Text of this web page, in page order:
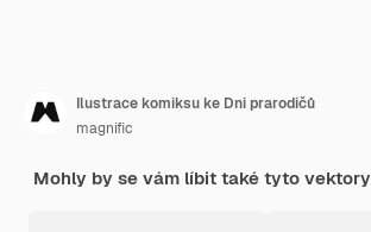
Ilustrace komiksu ke Dni prarodičů
magnific
Mohly by se vám líbit také tyto vektory